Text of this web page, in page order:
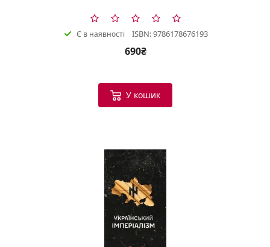
Є в наявності ISBN: 9786178676193
690₴
У кошик